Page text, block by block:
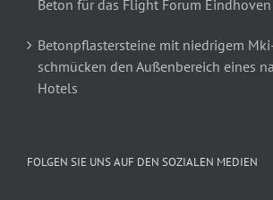
Beton für das Flight Forum Eindhoven
Betonpflastersteine mit niedrigem
schmücken den Außenbereich eines
Hotels
FOLGEN SIE UNS AUF DEN SOZIALEN MEDIEN